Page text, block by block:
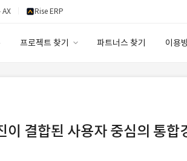
AX Rise ERP
프로젝트 찾기 파트너스 찾기 이용
고객
이 결합된 사용자 중심의 통합